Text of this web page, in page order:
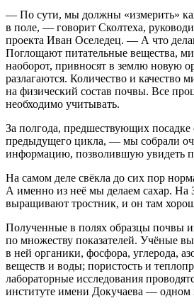
— По сути, мы должны «измерить»
в поле, — говорит Сколтеха,
проекта Иван Оселедец. — А что
Поглощают питательные вещества,
наоборот, привносят в землю новую
разлагаются. Количество и качество
на физический состав почвы. Все
необходимо учитывать.
За полгода, предшествующих
предыдущего цикла, — мы собрали
информацию, позволившую увидеть
На самом деле свёкла до сих пор
А именно из неё мы делаем сахар. На
выращивают тростник, и он там
Полученные в полях образцы почвы
по множеству показателей. Учёные
в ней органики, фосфора, углерода,
веществ и воды; пористость и
лабораторные исследования
институте имени Докучаева — одном